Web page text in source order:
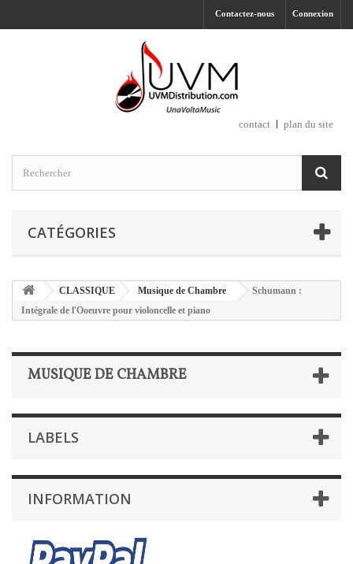
Connexion
Contactez-nous
contact plan du site
CATÉGORIES
CLASSIQUE Musique de Chambre
Schumann :
Intégrale de l'Ooeuvre pour violoncelle et piano
MUSIQUE DE CHAMBRE
LABELS
INFORMATION